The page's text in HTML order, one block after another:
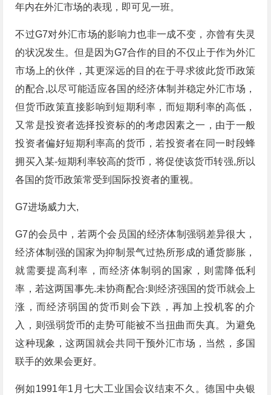
年内在外汇市场的表现，即可见一班。
不过G7对外汇市场的影响力也非一成不变，亦曾有失灵
的状况发生。但是因为G7合作的目的不仅止于作为外汇
市场上的伙伴，其更深远的目的在于寻求彼此货币政策
的配合,以尽可能适应各国的经济体制并稳定外汇市场，
但货币政策直接影响到短期利率，而短期利率的高低，
又常是投资者选择投资标的的考虑因素之一，由于一般
投资者偏好短期利率高的货币，若投资者在同一时段蜂
拥买入某-短期利率较高的货币，将促使该货币转强,所以
各国的货币政策常受到国际投资者的重视。
G7进场威力大,
G7的会员中，若两个会员国的经济体制强弱差异很大，
经济体制强的国家为抑制景气过热所形成的通货膨胀，
就需要提高利率，而经济体制弱的国家，则需降低利
率，若这两国事先.未协商配合:则经济强国的货币就会上
涨，而经济弱国的货币则会下跌，再加上投机客的介
入，则强弱货币的走势可能被不当扭曲而失真。为避免
这种现象，这两国就会共同干预外汇市场，当然，多国
联手的效果会更好。
例如1991年1月七大工业国会议结束不久。德国中央银